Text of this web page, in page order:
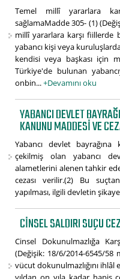
Temel millî yararlara
sağlamaMadde 305- (1)
millî yararlara karşı fiillerde
yabancı kişi veya
kendisi veya başkası için
Türkiye'de bulunan
onbin...+Devamını oku
YABANCI DEVLET
KANUNU MADDESI VE
Yabancı devlet
çekilmiş olan yabancı
alametlerini alenen tahkir
cezası verilir.(2) Bu
yapılması, ilgili devletin
CINSEL SALDIRI SUÇU
Cinsel Dokunulmazlığa
(Değişik: 18/6/2014-6545/58
vücut dokunulmazlığını